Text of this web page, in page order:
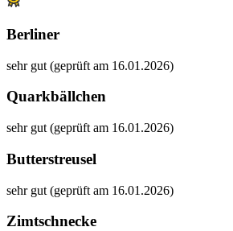
Berliner
sehr gut (geprüft am 16.01.2026)
Quarkbällchen
sehr gut (geprüft am 16.01.2026)
Butterstreusel
sehr gut (geprüft am 16.01.2026)
Zimtschnecke